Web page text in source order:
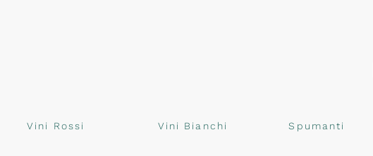
Vini Rossi Vini Bianchi Spumanti